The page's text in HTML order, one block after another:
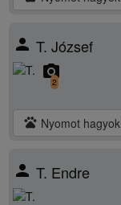
person T. József
camera_alt
2
pets Nyomot hagyok
person T. Endre